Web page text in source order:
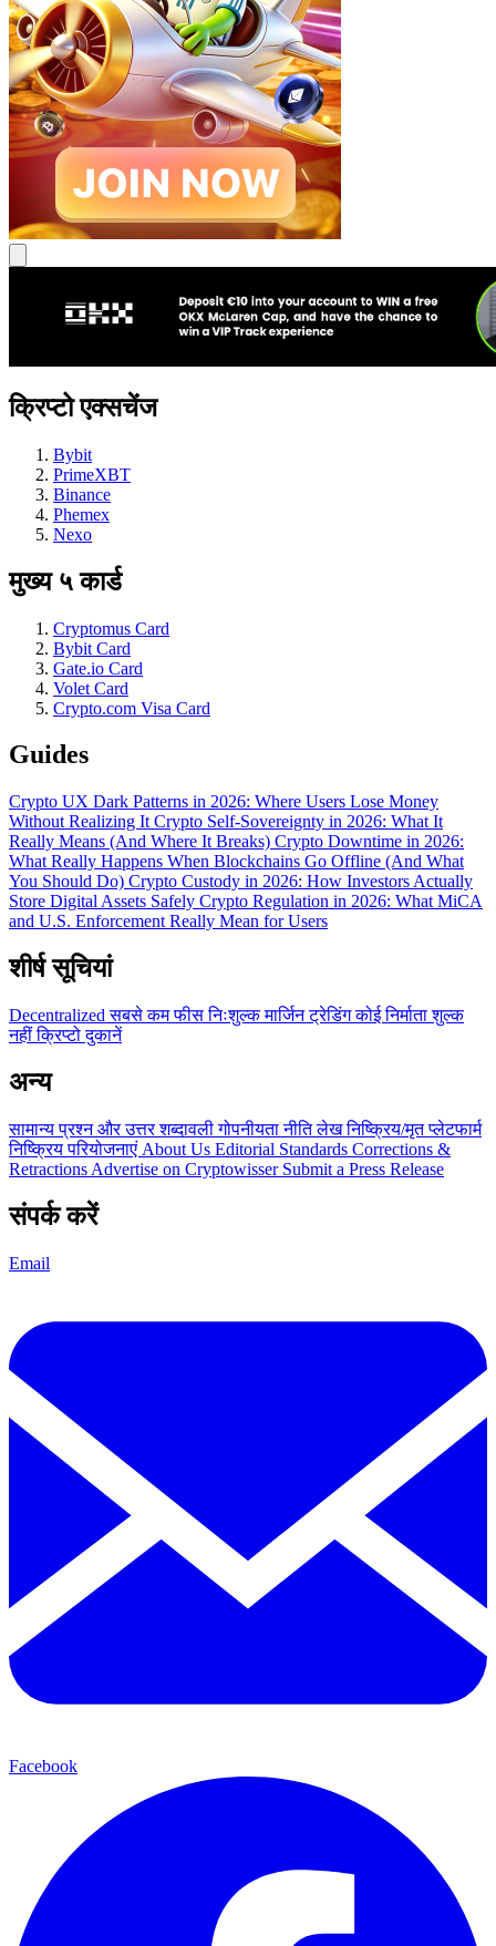
क्रिप्टो एक्सचेंज
Bybit
PrimeXBT
Binance
Phemex
Nexo
मुख्य ५ कार्ड
Cryptomus Card
Bybit Card
Gate.io Card
Volet Card
Crypto.com Visa Card
Guides
Crypto UX Dark Patterns in 2026: Where Users Lose Money
Without Realizing It Crypto Self-Sovereignty in 2026: What It
Really Means (And Where It Breaks) Crypto Downtime in 2026:
What Really Happens When Blockchains Go Offline (And What
You Should Do) Crypto Custody in 2026: How Investors Actually
Store Digital Assets Safely Crypto Regulation in 2026: What MiCA
and U.S. Enforcement Really Mean for Users
शीर्ष सूचियां
Decentralizedसबसे कम फीसनिःशुल्कमार्जिन ट्रेडिंगकोई निर्माता शुल्क
नहींक्रिप्टो दुकानें
अन्य
सामान्य प्रश्न और उत्तरशब्दावलीगोपनीयता नीतिलेखनिष्क्रिय/मृत प्लेटफार्म
निष्क्रिय परियोजनाएं About Us Editorial Standards Corrections &
Retractions Advertise on Cryptowisser Submit a Press Release
संपर्क करें
Email
Facebook